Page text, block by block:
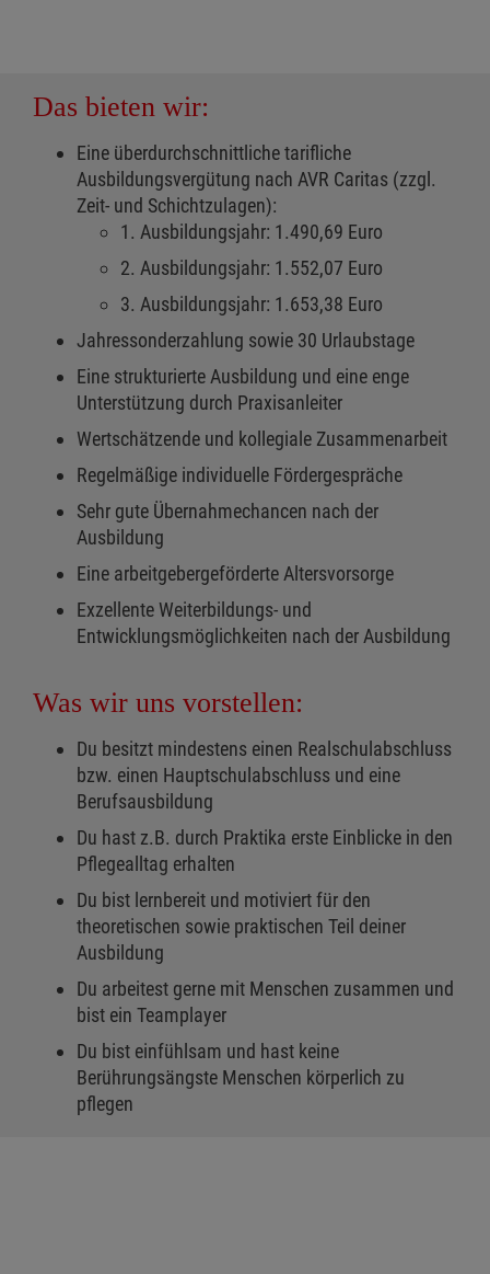
Das bieten wir:
Eine überdurchschnittliche tarifliche
Ausbildungsvergütung nach AVR Caritas (zzgl.
Zeit- und Schichtzulagen):
1. Ausbildungsjahr: 1.490,69 Euro
2. Ausbildungsjahr: 1.552,07 Euro
3. Ausbildungsjahr: 1.653,38 Euro
Jahressonderzahlung sowie 30 Urlaubstage
Eine strukturierte Ausbildung und eine enge
Unterstützung durch Praxisanleiter
Wertschätzende und kollegiale Zusammenarbeit
Regelmäßige individuelle Fördergespräche
Sehr gute Übernahmechancen nach der
Ausbildung
Eine arbeitgebergeförderte Altersvorsorge
Exzellente Weiterbildungs- und
Entwicklungsmöglichkeiten nach der Ausbildung
Was wir uns vorstellen:
Du besitzt mindestens einen Realschulabschluss
bzw. einen Hauptschulabschluss und eine
Berufsausbildung
Du hast z.B. durch Praktika erste Einblicke in den
Pflegealltag erhalten
Du bist lernbereit und motiviert für den
theoretischen sowie praktischen Teil deiner
Ausbildung
Du arbeitest gerne mit Menschen zusammen und
bist ein Teamplayer
Du bist einfühlsam und hast keine
Berührungsängste Menschen körperlich zu
pflegen